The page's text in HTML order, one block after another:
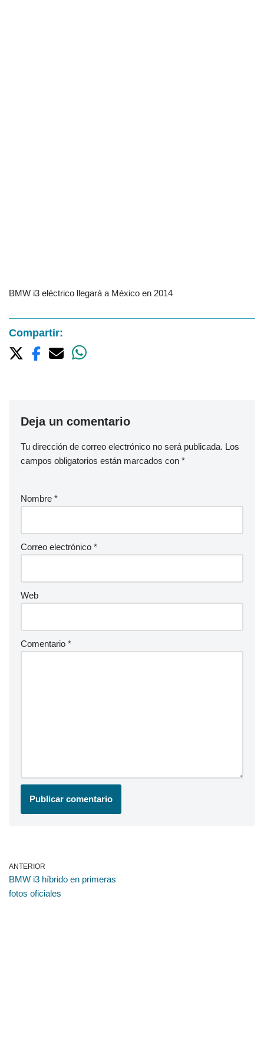
BMW i3 eléctrico llegará a México en 2014
Compartir:
Deja un comentario
Tu dirección de correo electrónico no será publicada. Los
campos obligatorios están marcados con *
Nombre *
Correo electrónico *
Web
Comentario *
ANTERIOR
BMW i3 híbrido en primeras
fotos oficiales